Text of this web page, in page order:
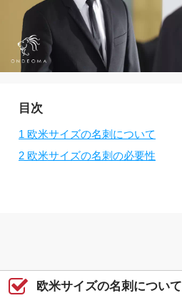
目次
1 欧米サイズの名刺について
2 欧米サイズの名刺の必要性
欧米サイズの名刺について